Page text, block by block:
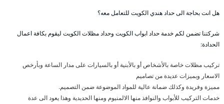
هل انت بحاجة الى حداد هندي الكويت للتعامل معه؟
شركتنا تضمن لكم خدمة حداد ابواب الكويت وحداد مظلات الكويت ليقوم بكافة اعمال
الحدادة:
تركيب مظلات خاصة بالأشخاص أو بالأبنية أو بالسيارات على مدار الساعة وبأرخص
الاسعار وبميزات عديدة من تصاميم
مميزة وفريدة وكذلك ضمانة عالية للمواد الموضوعة ضمن التصميم.
خدمات التركيب للأبواب والنوافذ منها الالمنيوم ومنها الحديدية وهذا يعود الى عدة